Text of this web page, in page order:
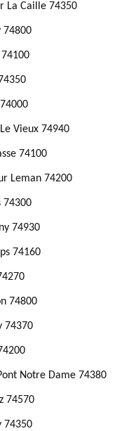
La Caille 74350
74800
Vieux 74940
74100
Leman 74200
74300
74930
74160
74800
74370
Notre Dame 74380
74570
74350